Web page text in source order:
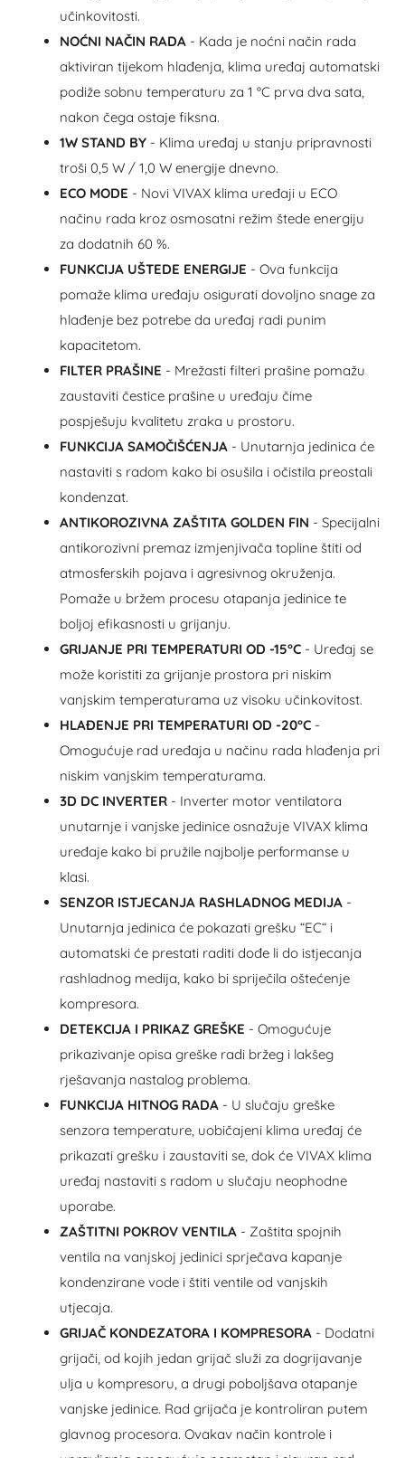
učinkovitosti.
NOĆNI NAČIN RADA - Kada je noćni način rada
aktiviran tijekom hlađenja, klima uređaj automatski
podiže sobnu temperaturu za 1 °C prva dva sata,
nakon čega ostaje fiksna.
1W STAND BY - Klima uređaj u stanju pripravnosti
troši 0,5 W / 1,0 W energije dnevno.
ECO MODE - Novi VIVAX klima uređaji u ECO
načinu rada kroz osmosatni režim štede energiju
za dodatnih 60 %.
FUNKCIJA UŠTEDE ENERGIJE - Ova funkcija
pomaže klima uređaju osigurati dovoljno snage za
hlađenje bez potrebe da uređaj radi punim
kapacitetom.
FILTER PRAŠINE - Mrežasti filteri prašine pomažu
zaustaviti čestice prašine u uređaju čime
pospješuju kvalitetu zraka u prostoru.
FUNKCIJA SAMOČIŠĆENJA - Unutarnja jedinica će
nastaviti s radom kako bi osušila i očistila preostali
kondenzat.
ANTIKOROZIVNA ZAŠTITA GOLDEN FIN - Specijalni
antikorozivni premaz izmjenjivača topline štiti od
atmosferskih pojava i agresivnog okruženja.
Pomaže u bržem procesu otapanja jedinice te
boljoj efikasnosti u grijanju.
GRIJANJE PRI TEMPERATURI OD -15°C - Uređaj se
može koristiti za grijanje prostora pri niskim
vanjskim temperaturama uz visoku učinkovitost.
HLAĐENJE PRI TEMPERATURI OD -20°C -
Omogućuje rad uređaja u načinu rada hlađenja pri
niskim vanjskim temperaturama.
3D DC INVERTER - Inverter motor ventilatora
unutarnje i vanjske jedinice osnažuje VIVAX klima
uređaje kako bi pružile najbolje performanse u
klasi.
SENZOR ISTJECANJA RASHLADNOG MEDIJA -
Unutarnja jedinica će pokazati grešku “EC“ i
automatski će prestati raditi dođe li do istjecanja
rashladnog medija, kako bi spriječila oštećenje
kompresora.
DETEKCIJA I PRIKAZ GREŠKE - Omogućuje
prikazivanje opisa greške radi bržeg i lakšeg
rješavanja nastalog problema.
FUNKCIJA HITNOG RADA - U slučaju greške
senzora temperature, uobičajeni klima uređaj će
prikazati grešku i zaustaviti se, dok će VIVAX klima
uređaj nastaviti s radom u slučaju neophodne
uporabe.
ZAŠTITNI POKROV VENTILA - Zaštita spojnih
ventila na vanjskoj jedinici sprječava kapanje
kondenzirane vode i štiti ventile od vanjskih
utjecaja.
GRIJAČ KONDEZATORA I KOMPRESORA - Dodatni
grijači, od kojih jedan grijač služi za dogrijavanje
ulja u kompresoru, a drugi poboljšava otapanje
vanjske jedinice. Rad grijača je kontroliran putem
glavnog procesora. Ovakav način kontrole i